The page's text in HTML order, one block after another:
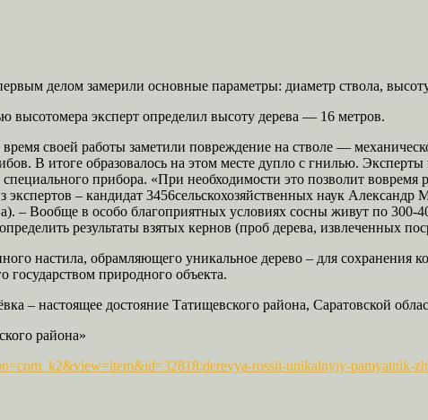
делом замерили основные параметры: диаметр ствола,
высотомера эксперт определил высоту дерева — 16 метров.
своей работы заметили повреждение на стволе —
В итоге образовалось на этом месте дупло с гнилью.
прибора. «При необходимости это позволит
– кандидат 3456сельскохозяйственных наук
Вообще в особо благоприятных условиях сосны живут по 300-
результаты взятых кернов (проб дерева, извлеченных
настила, обрамляющего уникальное дерево – для
государством природного объекта.
– настоящее достояние Татищевского района, Саратовской
района»
rossii-unikalnyiy-pamyatnik-